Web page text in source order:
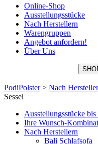
Online-Shop
Ausstellungsstücke
Nach Herstellern
Warengruppen
Angebot anfordern!
Über Uns
PodiPolster> Nach
Sessel
Ausstellungsstücke
Ihre Wunsch-
Nach Herstellern
Bali Schlafsofa